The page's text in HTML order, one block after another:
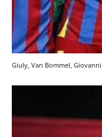
Giuly, Van Bommel,